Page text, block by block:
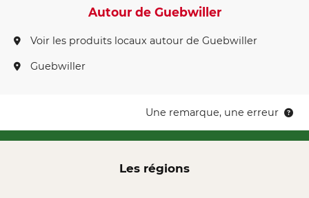
Autour de Guebwiller
Voir les produits locaux autour de Guebwiller
Guebwiller
Une remarque, une erreur
Les régions